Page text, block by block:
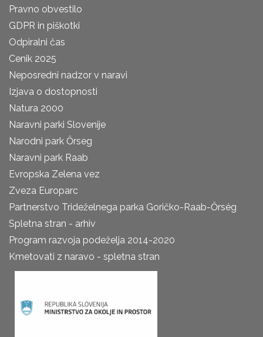
Pravno obvestilo
GDPR in piškotki
Odpiralni čas
Cenik 2025
Neposredni nadzor v naravi
Izjava o dostopnosti
Natura 2000
Naravni parki Slovenije
Narodni park Őrseg
Naravni park Raab
Evropska Zelena vez
Zveza Europarc
Partnerstvo Trideželnega parka Goričko-Raab-Őrség
Spletna stran - arhiv
Program razvoja podeželja 2014-2020
Kmetovati z naravo - spletna stran